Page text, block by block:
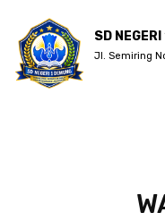
SD NEGERI
Jl. Semiring